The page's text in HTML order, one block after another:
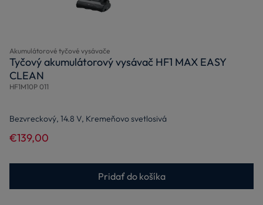
Akumulátorové tyčové vysávače
Tyčový akumulátorový vysávač HF1 MAX EASY
CLEAN
HF1M10P 011
Bezvreckový, 14.8 V, Kremeňovo svetlosivá
€139,00
Pridať do košíka